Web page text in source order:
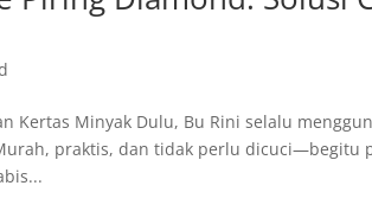
Kertas Minyak Dulu, Bu Rini selalu
praktis, dan tidak perlu dicuci—begitu